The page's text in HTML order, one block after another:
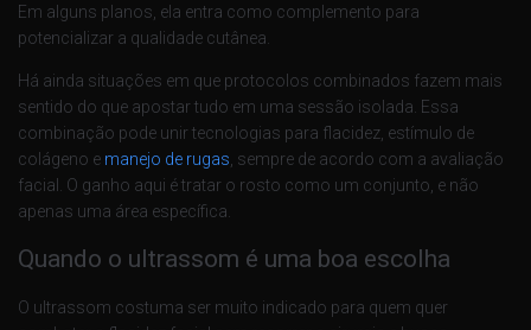
Em alguns planos, ela entra como complemento para
potencializar a qualidade cutânea.
Há ainda situações em que protocolos combinados fazem mais
sentido do que apostar tudo em uma sessão isolada. Essa
combinação pode unir tecnologias para flacidez, estímulo de
colágeno e manejo de rugas , sempre de acordo com a avaliação
facial. O ganho aqui é tratar o rosto como um conjunto, e não
apenas uma área específica.
Quando o ultrassom é uma boa escolha
O ultrassom costuma ser muito indicado para quem quer